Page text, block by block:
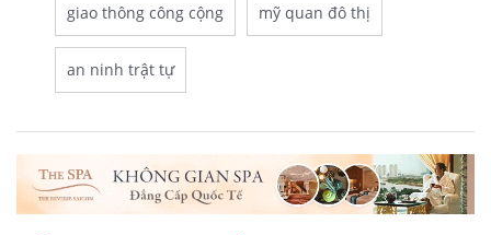
giao thông công cộng mỹ quan đô thị
an ninh trật tự